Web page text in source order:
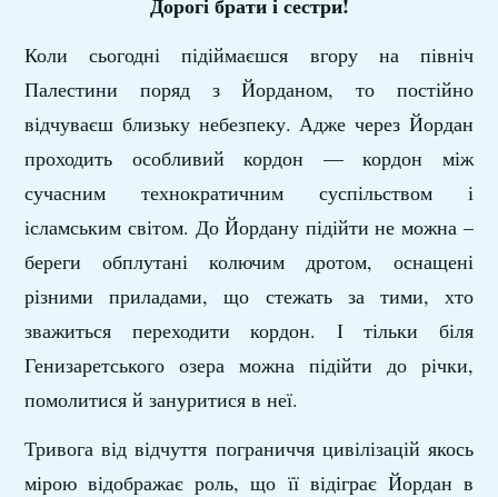
Коли сьогодні підіймаєшся вгору на північ
Палестини поряд з Йорданом, то постійно
відчуваєш близьку небезпеку. Адже через Йордан
проходить особливий кордон — кордон між
сучасним технократичним суспільством і
ісламським світом. До Йордану підійти не можна –
береги обплутані колючим дротом, оснащені
різними приладами, що стежать за тими, хто
зважиться переходити кордон. І тільки біля
Генизаретського озера можна підійти до річки,
помолитися й зануритися в неї.
Тривога від відчуття пограниччя цивілізацій якось
мірою відображає роль, що її відіграє Йордан в